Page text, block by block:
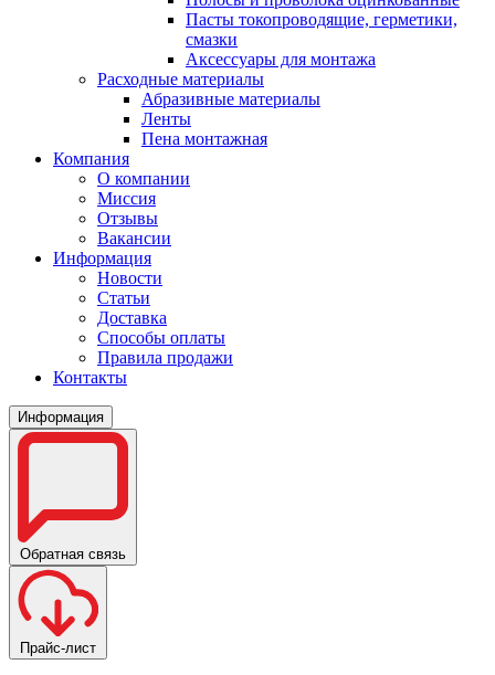
Пасты токопроводящие, герметики,
смазки
Аксессуары для монтажа
Расходные материалы
Абразивные материалы
Ленты
Пена монтажная
Компания
О компании
Миссия
Отзывы
Вакансии
Информация
Новости
Статьи
Доставка
Способы оплаты
Правила продажи
Контакты
Информация
Обратная связь
Прайс-лист